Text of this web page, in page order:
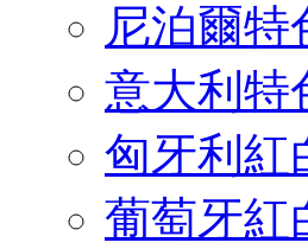
尼泊爾特
意大利特
匈牙利紅
葡萄牙紅